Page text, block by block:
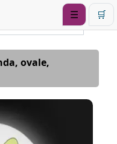
☰ 🛒
ovale,